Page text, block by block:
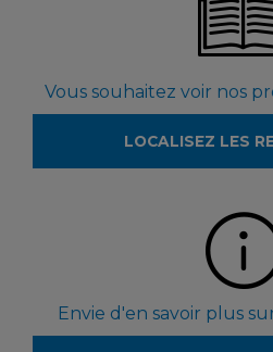
Vous souhaitez voir nos
LOCALISEZ LES
Envie d'en savoir plus